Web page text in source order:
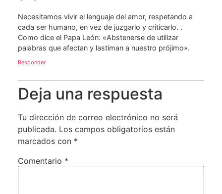
Necesitamos vivir el lenguaje del amor, respetando a
cada ser humano, en vez de juzgarlo y criticarlo. .
Como dice el Papa León: «Abstenerse de utilizar
palabras que afectan y lastiman a nuestro prójimo».
Responder
Deja una respuesta
Tu dirección de correo electrónico no será
publicada. Los campos obligatorios están
marcados con *
Comentario *